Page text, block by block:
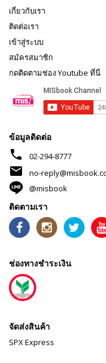
เกี่ยวกับเรา
ติดต่อเรา
เข้าสู่ระบบ
สมัครสมาชิก
กดติดตามช่อง Youtube ที่นี่
ข้อมูลติดต่อ
phone 02-294-8777
mail
no-
@misbook
ติดตามเรา
ช่องทางชำระเงิน
จัดส่งสินค้า
SPX Express